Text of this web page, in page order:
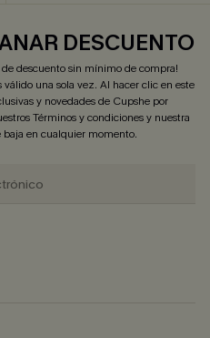
DESCUENTO
de descuento sin mínimo de compra!
una sola vez. Al hacer clic en este
y novedades de Cupshe por
Términos y condicionesy nuestra
baja en cualquier momento.